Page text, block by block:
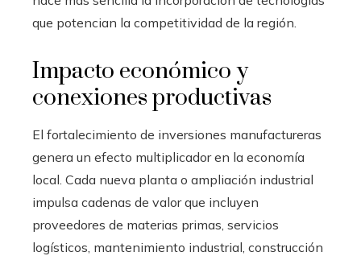
que potencian la competitividad de la región.
Impacto económico y
conexiones productivas
El fortalecimiento de inversiones manufactureras
genera un efecto multiplicador en la economía
local. Cada nueva planta o ampliación industrial
impulsa cadenas de valor que incluyen
proveedores de materias primas, servicios
logísticos, mantenimiento industrial, construcción